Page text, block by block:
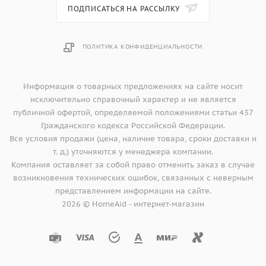
- Галогенное освещение
- 1 эмалированный противень; 1 эмалированный
ПОДПИСАТЬСЯ НА РАССЫЛКУ
ПОЛИТИКА КОНФИДЕНЦИАЛЬНОСТИ
Информация о товарных предложениях на сайте носит
исключительно справочный характер и не является
публичной офертой, определяемой положениями статьи 437
Гражданского кодекса Российской Федерации.
Все условия продажи (цена, наличие товара, сроки доставки и
т. д.) уточняются у менеджера компании.
Компания оставляет за собой право отменить заказ в случае
возникновения технических ошибок, связанных с неверным
представлением информации на сайте.
2026 © HomeAid - интернет-магазин